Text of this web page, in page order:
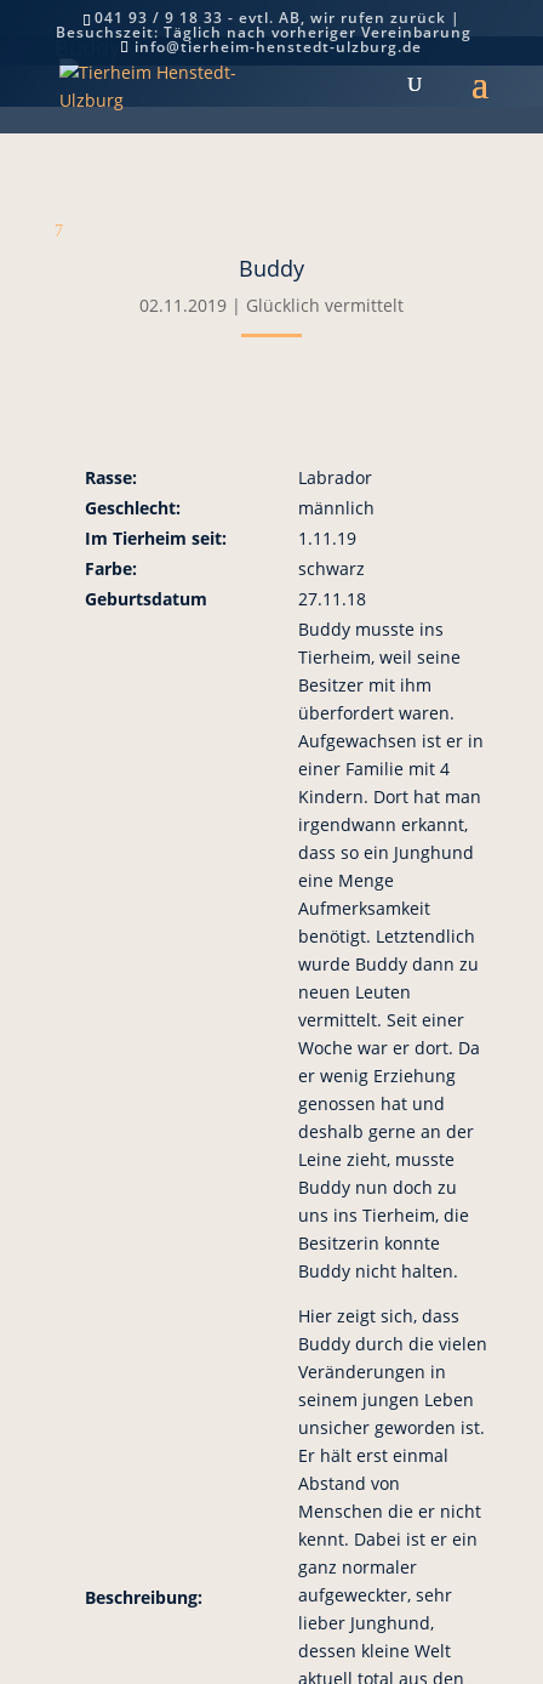
041 93 / 9 18 33 - evtl. AB, wir rufen zurück |
Besuchszeit: Täglich nach vorheriger Vereinbarung
info@tierheim-henstedt-ulzburg.de
Buddy
7
Buddy
02.11.2019| Glücklich vermittelt
Rasse:
Labrador
Geschlecht:
männlich
Im Tierheim seit:
1.11.19
Farbe:
schwarz
Geburtsdatum
27.11.18
Beschreibung:
Buddy musste ins
Tierheim, weil seine
Besitzer mit ihm
überfordert waren.
Aufgewachsen ist er in
einer Familie mit 4
Kindern. Dort hat man
irgendwann erkannt,
dass so ein Junghund
eine Menge
Aufmerksamkeit
benötigt. Letztendlich
wurde Buddy dann zu
neuen Leuten
vermittelt. Seit einer
Woche war er dort. Da
er wenig Erziehung
genossen hat und
deshalb gerne an der
Leine zieht, musste
Buddy nun doch zu
uns ins Tierheim, die
Besitzerin konnte
Buddy nicht halten.
Hier zeigt sich, dass
Buddy durch die vielen
Veränderungen in
seinem jungen Leben
unsicher geworden ist.
Er hält erst einmal
Abstand von
Menschen die er nicht
kennt. Dabei ist er ein
ganz normaler
aufgeweckter, sehr
lieber Junghund,
dessen kleine Welt
aktuell total aus den